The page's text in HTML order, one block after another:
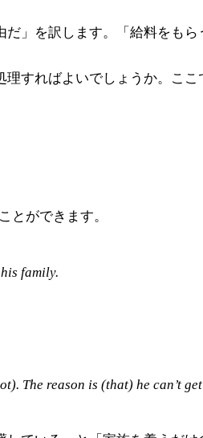
」を訳します。「給料をもら
すればよいでしょうか。ここ
とができます。
family.
The reason is (that) he can’t